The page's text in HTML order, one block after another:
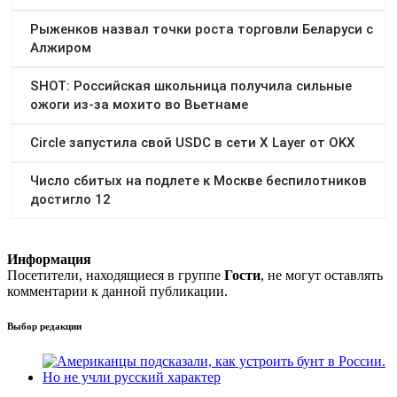
Информация
Посетители, находящиеся в группе Гости, не могут оставлять
комментарии к данной публикации.
Выбор редакции